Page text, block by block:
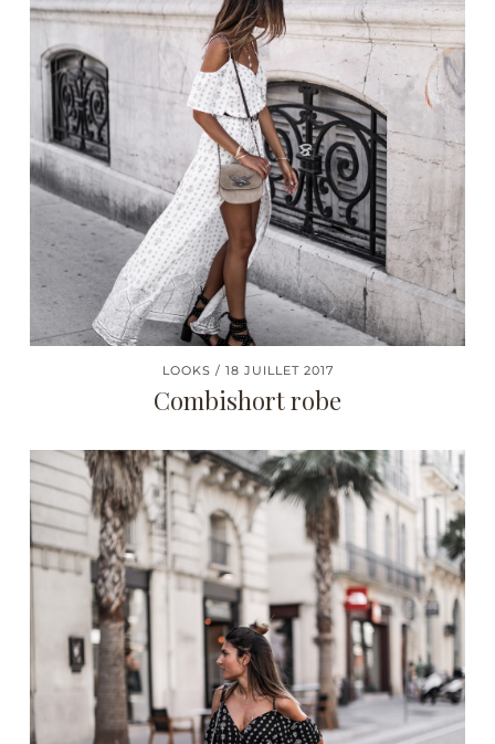
LOOKS 18 JUILLET 2017
Combishort robe